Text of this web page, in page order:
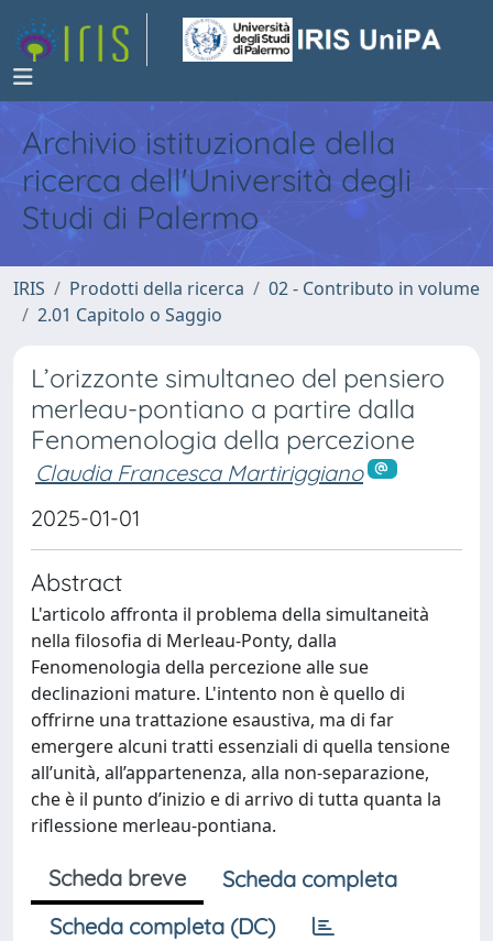
Archivio istituzionale della
ricerca dell'Università degli
Studi di Palermo
IRIS Prodotti della ricerca
02 - Contributo in volume
2.01 Capitolo o Saggio
L’orizzonte simultaneo del pensiero
merleau-pontiano a partire dalla
Fenomenologia della percezione
Claudia Francesca Martiriggiano
2025-01-01
Abstract
L'articolo affronta il problema della simultaneità
nella filosofia di Merleau-Ponty, dalla
Fenomenologia della percezione alle sue
declinazioni mature. L'intento non è quello di
offrirne una trattazione esaustiva, ma di far
emergere alcuni tratti essenziali di quella tensione
all’unità, all’appartenenza, alla non-separazione,
che è il punto d’inizio e di arrivo di tutta quanta la
riflessione merleau-pontiana.
Scheda breve
Scheda completa
Scheda completa (DC)